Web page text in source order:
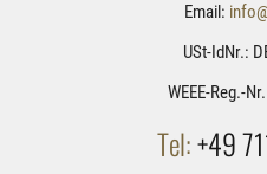
Email:
USt-IdNr.:
WEEE-Reg.-
Tel:+49